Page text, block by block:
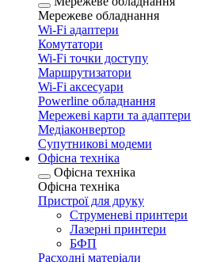
Мережеве обладнання
Wi-Fi адаптери
Комутатори
Wi-Fi точки доступу
Маршрутизатори
Wi-Fi аксесуари
Рowerline обладнання
Мережеві карти та адаптери
Медіаконвертор
Супутникові модеми
Офісна техніка
Офісна техніка
Офісна техніка
Пристрої для друку
Струменеві принтери
Лазерні принтери
БФП
Расходні матеріали